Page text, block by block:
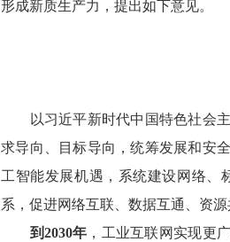
形成新质生产力，提出如下意见。
以习近平新时代中国特色社会主
求导向、目标导向，统筹发展和安
工智能发展机遇，系统建设网络、
系，促进网络互联、数据互通、资
到2030年 ，工业互联网实现更